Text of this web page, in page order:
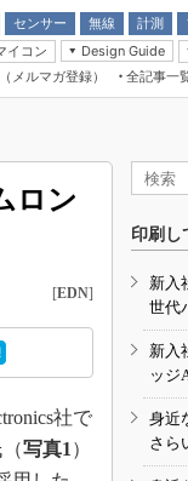
センサー 無線 計測
アナログ機能回路
計測とテスト
信号源とパルス信号
イコン
Design Guide
ッジコンピューティング展
Microchip情報
メルマガ登録） 全記事一
ロン
[EDN]
社で
写真1 ）
印刷し
新入
世代
新入
ッジ
身近
さら